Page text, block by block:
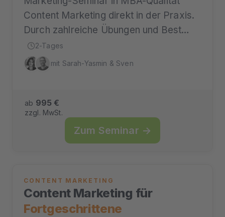
Content Marketing direkt in der Praxis.
Durch zahlreiche Übungen und Best…
2-Tages
mit Sarah-Yasmin & Sven
ab 995 €
zzgl. MwSt.
Zum Seminar →
CONTENT MARKETING
Content Marketing für
Fortgeschrittene